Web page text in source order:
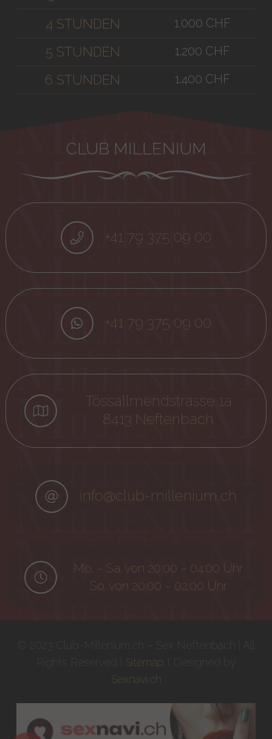
4 STUNDEN 1.000 CHF
5 STUNDEN 1.200 CHF
6 STUNDEN 1.400 CHF
CLUB MILLENIUM
+41 79 375 09 00
+41 79 375 09 00
Tössallmendstrasse 1a
8413 Neftenbach
info@club-millenium.ch
Mo. – Sa. von 20:00 – 04:00 Uhr
So. von 20:00 – 02:00 Uhr
Sitemap
Sexnavi.ch